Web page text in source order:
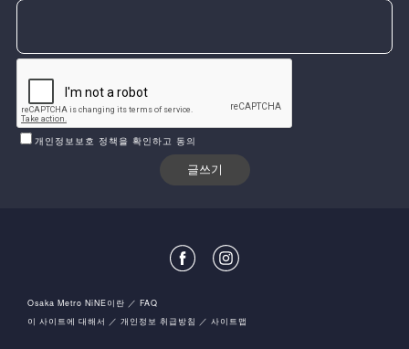
개인정보보호 정책을 확인하고 동의
Osaka Metro NiNE이란
FAQ
이 사이트에 대해서
개인정보 취급방침 사이트맵